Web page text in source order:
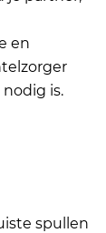
en
is.
spullen